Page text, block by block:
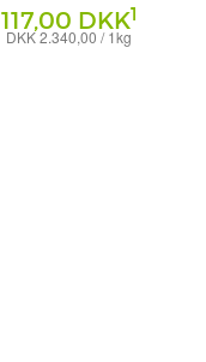
117,00 DKK1
DKK 2.340,00 / 1kg